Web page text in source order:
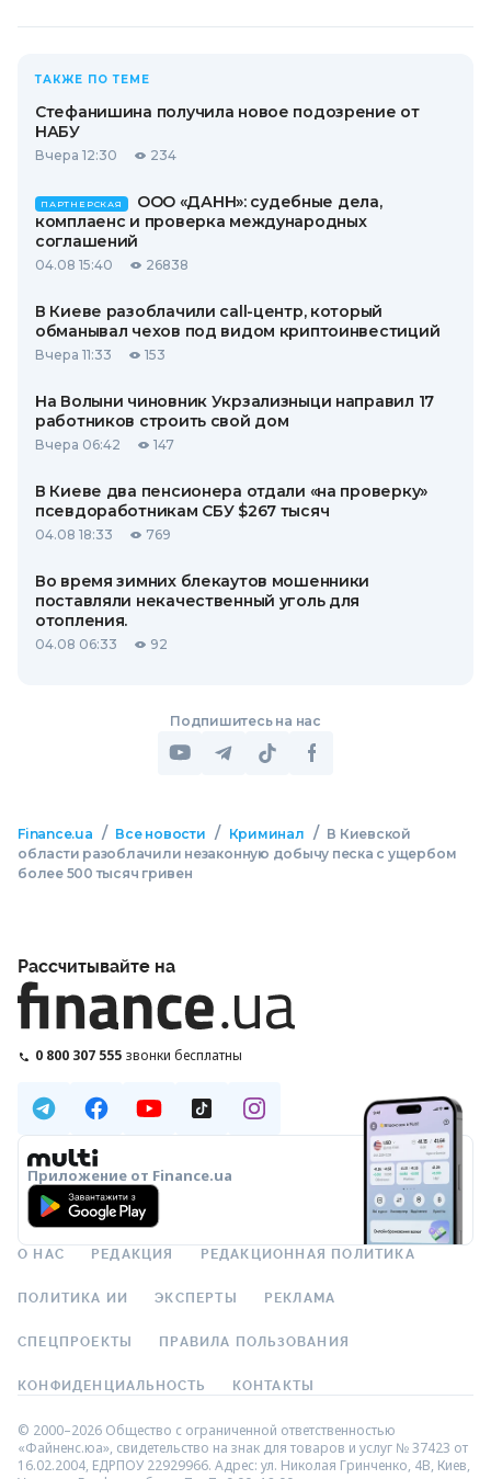
ТАКЖЕ ПО ТЕМЕ
Стефанишина получила новое подозрение от
НАБУ
Вчера 12:30 234
ПАРТНЕРСКАЯ
ООО «ДАНН»: судебные дела,
комплаенс и проверка международных
соглашений
04.08 15:40 26838
В Киеве разоблачили call-центр, который
обманывал чехов под видом криптоинвестиций
Вчера 11:33 153
На Волыни чиновник Укрзализныци направил 17
работников строить свой дом
Вчера 06:42 147
В Киеве два пенсионера отдали «на проверку»
псевдоработникам СБУ $267 тысяч
04.08 18:33 769
Во время зимних блекаутов мошенники
поставляли некачественный уголь для
отопления.
04.08 06:33 92
Подпишитесь на нас
Finance.ua / Все новости / Криминал / В Киевской
области разоблачили незаконную добычу песка с ущербом
более 500 тысяч гривен
Рассчитывайте на
0 800 307 555 звонки бесплатны
Приложение от Finance.ua
О НАС РЕДАКЦИЯ РЕДАКЦИОННАЯ ПОЛИТИКА
ПОЛИТИКА ИИ ЭКСПЕРТЫ РЕКЛАМА
СПЕЦПРОЕКТЫ ПРАВИЛА ПОЛЬЗОВАНИЯ
КОНФИДЕНЦИАЛЬНОСТЬ КОНТАКТЫ
© 2000–2026 Общество с ограниченной ответственностью
«Файненс.юа», свидетельство на знак для товаров и услуг № 37423 от
16.02.2004, ЕДРПОУ 22929966. Адрес: ул. Николая Гринченко, 4В, Киев,